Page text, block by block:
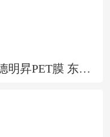
信德明昇PET膜 东丽S10PET耐高温膜 可用于电子行业 线路印刷等